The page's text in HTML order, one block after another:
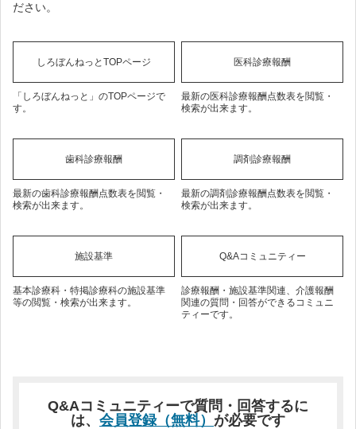
ださい。
しろぼんねっとTOPページ
「しろぼんねっと」のTOPページで
す。
医科診療報酬
最新の医科診療報酬点数表を閲覧・
検索が出来ます。
歯科診療報酬
最新の歯科診療報酬点数表を閲覧・
検索が出来ます。
調剤診療報酬
最新の調剤診療報酬点数表を閲覧・
検索が出来ます。
施設基準
基本診療科・特掲診療科の施設基準
等の閲覧・検索が出来ます。
Q&Aコミュニティー
診療報酬・施設基準関連、介護報酬
関連の質問・回答ができるコミュニ
ティーです。
Q&Aコミュニティーで質問・回答するに
は、 会員登録（無料） が必要です